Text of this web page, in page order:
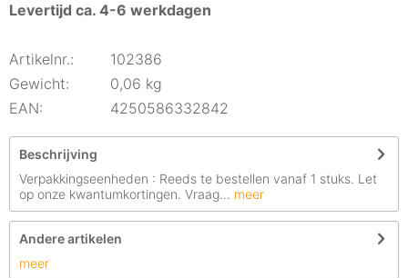
Levertijd ca. 4-6 werkdagen
Artikelnr.:
102386
Gewicht:
0,06 kg
EAN:
4250586332842
Beschrijving
Verpakkingseenheden : Reeds te bestellen vanaf 1 stuks. Let
op onze kwantumkortingen. Vraag... meer
Andere artikelen
meer